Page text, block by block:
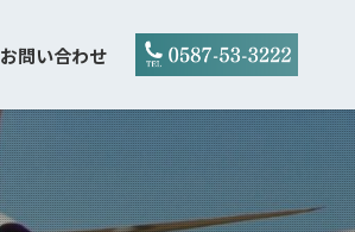
お問い合わせ